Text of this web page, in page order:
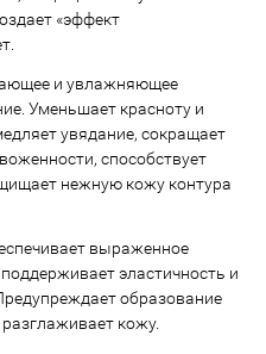
«эффект
и увлажняющее
Уменьшает красноту и
увядание, сокращает
способствует
нежную кожу контура
выраженное
эластичность и
образование
кожу.